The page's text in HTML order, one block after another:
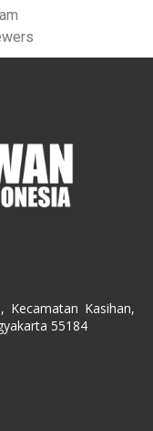
Kecamatan Kasihan,
55184